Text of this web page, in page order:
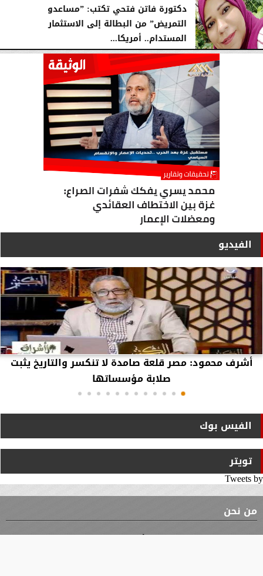
دكتورة فاتن فتحي تكتب: ”مساعدو
التمريض” من البطالة إلى الاستثمار
المستدام.. أمريكا...
الأربعاء، 17 يونيو 2026 04:18 مـ
الفيديو
أشرف محمود: مصر قلعة صامدة لا تنكسر والتاريخ يثبت
صلابة مؤسساتها
الفيس بوك
تويتر
Tweets by
من نحن